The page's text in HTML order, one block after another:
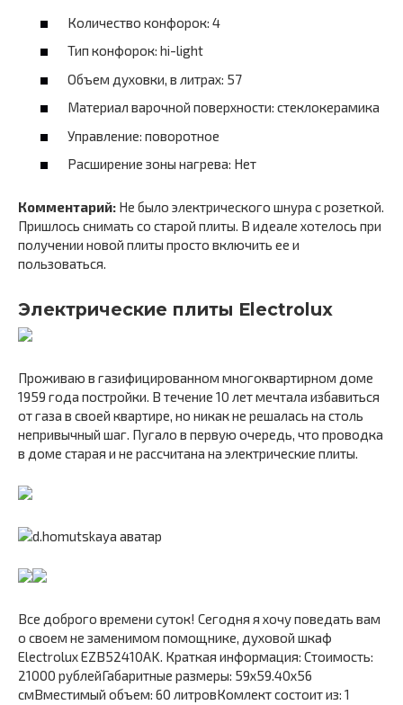
Количество конфорок: 4
Тип конфорок: hi-light
Объем духовки, в литрах: 57
Материал варочной поверхности: стеклокерамика
Управление: поворотное
Расширение зоны нагрева: Нет
Комментарий: Не было электрического шнура с розеткой.
Пришлось снимать со старой плиты. В идеале хотелось при
получении новой плиты просто включить ее и
пользоваться.
Электрические плиты Electrolux
Проживаю в газифицированном многоквартирном доме
1959 года постройки. В течение 10 лет мечтала избавиться
от газа в своей квартире, но никак не решалась на столь
непривычный шаг. Пугало в первую очередь, что проводка
в доме старая и не рассчитана на электрические плиты.
Все доброго времени суток! Сегодня я хочу поведать вам
о своем не заменимом помощнике, духовой шкаф
Electrolux EZB52410AK. Краткая информация: Стоимость:
21000 рублейГабаритные размеры: 59х59.40х56
смВместимый объем: 60 литровКомлект состоит из: 1